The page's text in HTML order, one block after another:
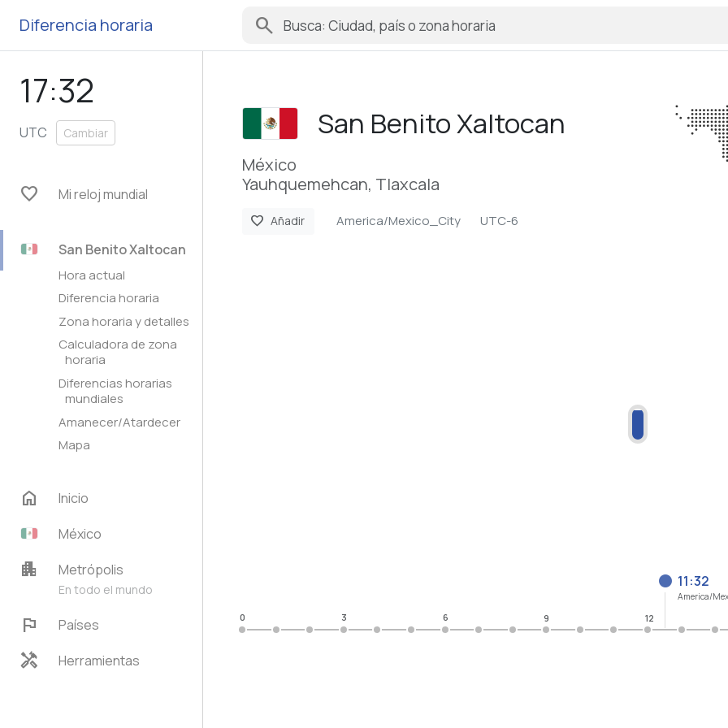
Diferencia horaria search
17:32
UTC Cambiar
favorite Mi reloj mundial
San Benito Xaltocan
Hora actual
Diferencia horaria
Zona horaria y detalles
Calculadora de zona
horaria
Diferencias horarias
mundiales
Amanecer/Atardecer
Mapa
home
Inicio
México
apartment Metrópolis
En todo el mundo
flag Países
handyman Herramientas
San Benito Xaltocan
México
Yauhquemehcan, Tlaxcala
favorite Añadir America/Mexico_City UTC-6
11:32
America/
0 3 6 9 12